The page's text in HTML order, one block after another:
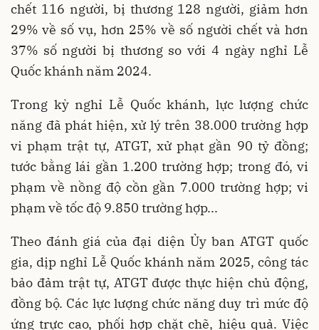
chết 116 người, bị thương 128 người, giảm hơn
29% về số vụ, hơn 25% về số người chết và hơn
37% số người bị thương so với 4 ngày nghỉ Lễ
Quốc khánh năm 2024.
Trong kỳ nghỉ Lễ Quốc khánh, lực lượng chức
năng đã phát hiện, xử lý trên 38.000 trường hợp
vi phạm trật tự, ATGT, xử phạt gần 90 tỷ đồng;
tước bằng lái gần 1.200 trường hợp; trong đó, vi
phạm về nồng độ cồn gần 7.000 trường hợp; vi
phạm về tốc độ 9.850 trường hợp...
Theo đánh giá của đại diện Ủy ban ATGT quốc
gia, dịp nghỉ Lễ Quốc khánh năm 2025, công tác
bảo đảm trật tự, ATGT được thực hiện chủ động,
đồng bộ. Các lực lượng chức năng duy trì mức độ
ứng trực cao, phối hợp chặt chẽ, hiệu quả. Việc